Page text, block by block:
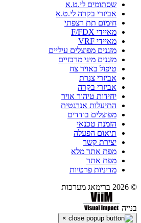
שסתומים לי.ט.א
אביזרי בקרה לי.ט.א
חימום תת רצפתי
מאיידי F/FDX
מאיידי VRF
מזגנים מפוצלים עיליים
מזגנים מיני מרכזיים
טיפול באויר צח
אביזרי צנרת
אביזרי בקרה
יחידות טיהור אויר
התיעלות אנרגטית
מפוצלים בודדים
הזמנת טכנאי
תיאום הפעלה
יצירת קשר
מפת אתר מלא
מפת אתר
מדיניות פרטיות
© 2026 ברימאג מערכות
בנייה
×